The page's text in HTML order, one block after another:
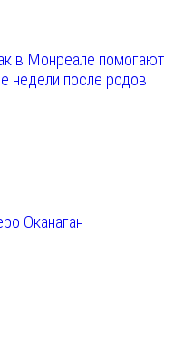
в Монреале помогают
недели после родов
Оканаган